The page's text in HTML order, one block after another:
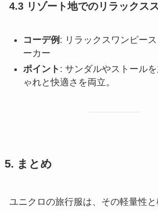
4.3 リゾート地でのリラックス
コーデ例 : リラックスワンピー
ーカー
ポイント : サンダルやストール
ゃれと快適さを両立。
5. まとめ
ユニクロの旅行服は、その軽量性